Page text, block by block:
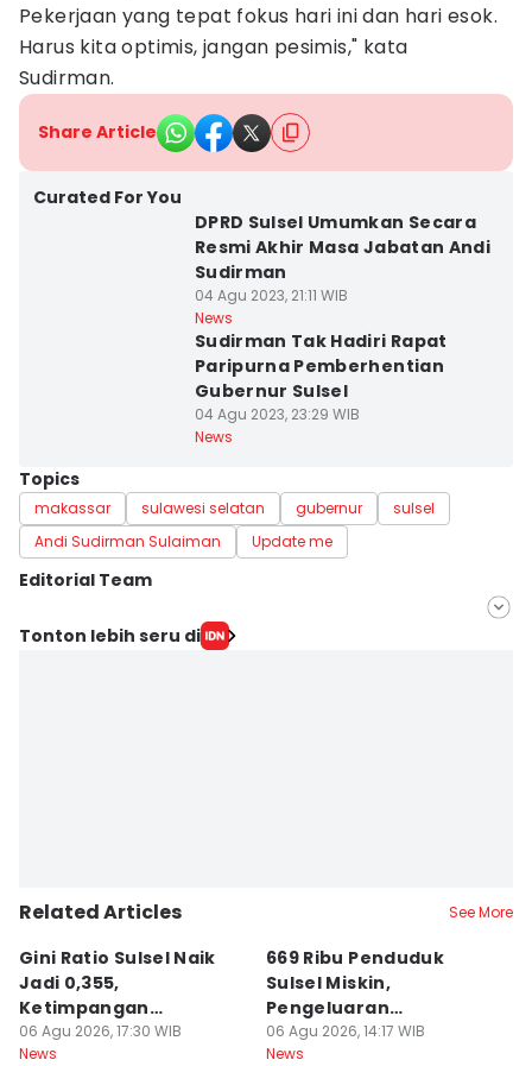
Pekerjaan yang tepat fokus hari ini dan hari esok.
Harus kita optimis, jangan pesimis," kata
Sudirman.
Share Article
Curated For You
DPRD Sulsel Umumkan Secara
Resmi Akhir Masa Jabatan Andi
Sudirman
04 Agu 2023, 21:11 WIB
News
Sudirman Tak Hadiri Rapat
Paripurna Pemberhentian
Gubernur Sulsel
04 Agu 2023, 23:29 WIB
News
Topics
makassar sulawesi selatan gubernur
sulsel
Andi Sudirman Sulaiman
Update me
Editorial Team
Editor
Tonton lebih seru di
Related Articles See More
Gini Ratio Sulsel Naik
Jadi 0,355,
Ketimpangan
Perdesaan Meningkat
06 Agu 2026, 17:30 WIB
News
669 Ribu Penduduk
Sulsel Miskin,
Pengeluaran
Terbesarnya Rokok
06 Agu 2026, 14:17 WIB
News